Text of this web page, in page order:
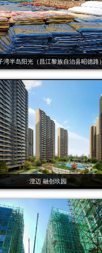
湾半岛阳光（昌江黎族自治县昭德路）
澄迈 融创玖园